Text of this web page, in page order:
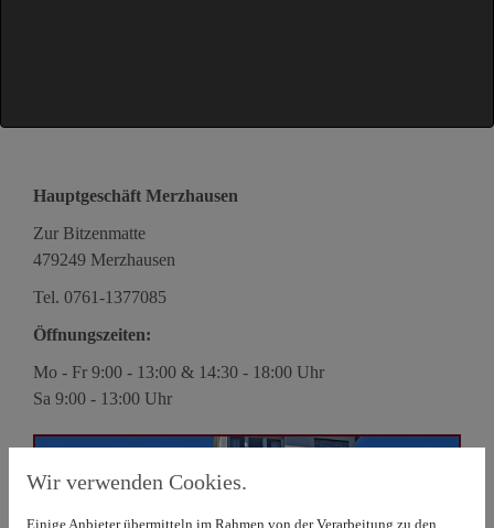
Hauptgeschäft Merzhausen
Zur Bitzenmatte
479249 Merzhausen
Tel. 0761-1377085
Öffnungszeiten:
Mo - Fr 9:00 - 13:00 & 14:30 - 18:00 Uhr
Sa 9:00 - 13:00 Uhr
Wir verwenden Cookies.
Einige Anbieter übermitteln im Rahmen von der Verarbeitung zu den